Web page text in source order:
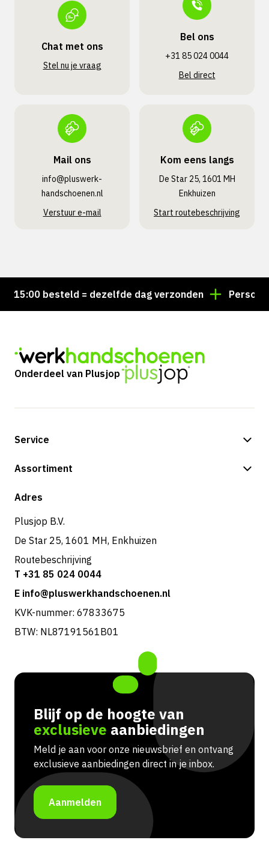
Chat met ons
Stel nu je vraag
Bel ons
+31 85 024 0044
Bel direct
Mail ons
info@pluswerk­
handschoenen.nl
Verstuur e-mail
Kom eens langs
De Star 25, 1601 MH
Enkhuizen
Start routebeschrijving
besteld = dezelfde dag verzonden Persoonlijk
Onderdeel van Plusjop
Service
Betalingsmogelijkheden
Retouren & service
Assortiment
Shop
Adres
Plusjop B.V.
De Star 25, 1601 MH, Enkhuizen
Routebeschrijving
T +31 85 024 0044
E info@pluswerkhandschoenen.nl
KVK-nummer: 67833675
BTW: NL87191561B01
Blijf op de hoogte van
exclusieve aanbiedingen
Meld je aan voor onze nieuwsbrief en ontvang
exclusieve aanbiedingen direct in je inbox.
Aanmelden